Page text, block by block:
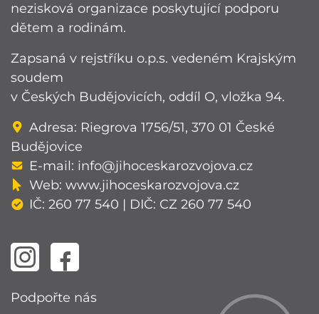
nezisková organizace poskytující podporu
dětem a rodinám.
Zapsaná v rejstříku o.p.s. vedeném Krajským
soudem
v Českých Budějovicích, oddíl O, vložka 94.
Adresa: Riegrova 1756/51, 370 01 České
Budějovice
E-mail: info@jihoceskarozvojova.cz
Web: www.jihoceskarozvojova.cz
IČ: 260 77 540 | DIČ: CZ 260 77 540
Podpořte nás